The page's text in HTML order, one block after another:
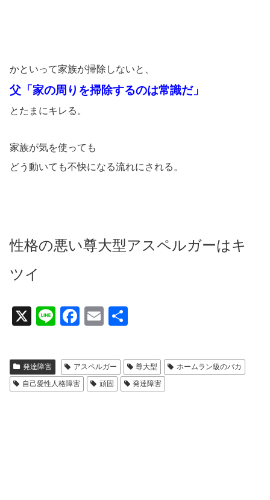
かといって家族が掃除しないと、
父「家の周りを掃除するのは常識だ」
とたまにキレる。
家族が気を使っても
どう動いても不快になる流れにされる。
性格の悪い尊大型アスペルガーはキ
ツイ
X
Li
e
F
c
e
b
E
ail
発達障害 アスペルガー 尊大型
ホームラン級のバカ
自己愛性人格障害
頑固 発達障害